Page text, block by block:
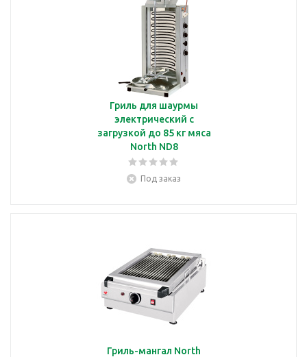
Гриль для шаурмы
электрический с
загрузкой до 85 кг мяса
North ND8
Под заказ
Гриль-мангал North